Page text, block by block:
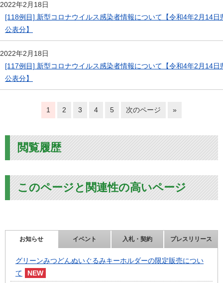
2022年2月18日
[118例目] 新型コロナウイルス感染者情報について【令和4年2月14日
公表分】
2022年2月18日
[117例目] 新型コロナウイルス感染者情報について【令和4年2月14日
公表分】
1 2 3 4 5 次のページ »
閲覧履歴
このページと関連性の高いページ
お知らせ イベント 入札・契約 プレスリリース
グリーンみつどんぬいぐるみキーホルダーの限定販売につい
て